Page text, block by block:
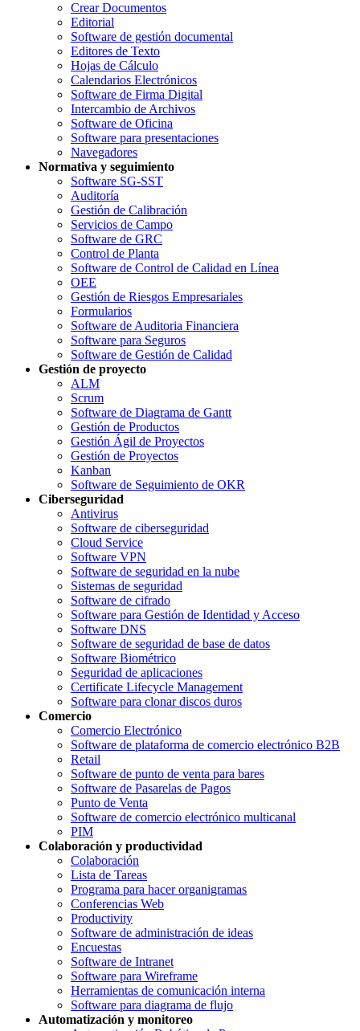
Crear Documentos
Editorial
Software de gestión documental
Editores de Texto
Hojas de Cálculo
Calendarios Electrónicos
Software de Firma Digital
Intercambio de Archivos
Software de Oficina
Software para presentaciones
Navegadores
Normativa y seguimiento
Software SG-SST
Auditoría
Gestión de Calibración
Servicios de Campo
Software de GRC
Control de Planta
Software de Control de Calidad en Línea
OEE
Gestión de Riesgos Empresariales
Formularios
Software de Auditoria Financiera
Software para Seguros
Software de Gestión de Calidad
Gestión de proyecto
ALM
Scrum
Software de Diagrama de Gantt
Gestión de Productos
Gestión Ágil de Proyectos
Gestión de Proyectos
Kanban
Software de Seguimiento de OKR
Ciberseguridad
Antivirus
Software de ciberseguridad
Cloud Service
Software VPN
Software de seguridad en la nube
Sistemas de seguridad
Software de cifrado
Software para Gestión de Identidad y Acceso
Software DNS
Software de seguridad de base de datos
Software Biométrico
Seguridad de aplicaciones
Certificate Lifecycle Management
Software para clonar discos duros
Comercio
Comercio Electrónico
Software de plataforma de comercio electrónico B2B
Retail
Software de punto de venta para bares
Software de Pasarelas de Pagos
Punto de Venta
Software de comercio electrónico multicanal
PIM
Colaboración y productividad
Colaboración
Lista de Tareas
Programa para hacer organigramas
Conferencias Web
Productivity
Software de administración de ideas
Encuestas
Software de Intranet
Software para Wireframe
Herramientas de comunicación interna
Software para diagrama de flujo
Automatización y monitoreo